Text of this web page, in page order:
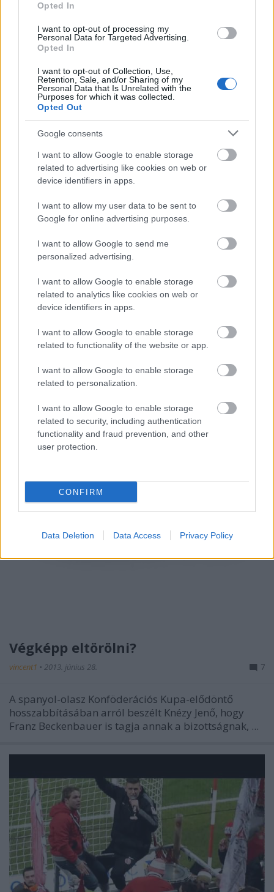
Opted In
I want to opt-out of processing my
Personal Data for Targeted Advertising.
Opted In
I want to opt-out of Collection, Use,
Retention, Sale, and/or Sharing of my
Personal Data that Is Unrelated with the
Purposes for which it was collected.
Opted Out
Google consents
I want to allow Google to enable storage
related to advertising like cookies on web or
device identifiers in apps.
I want to allow my user data to be sent to
Google for online advertising purposes.
I want to allow Google to send me
personalized advertising.
I want to allow Google to enable storage
related to analytics like cookies on web or
device identifiers in apps.
I want to allow Google to enable storage
related to functionality of the website or app.
I want to allow Google to enable storage
related to personalization.
I want to allow Google to enable storage
related to security, including authentication
functionality and fraud prevention, and other
user protection.
CONFIRM
Data Deletion Data Access Privacy Policy
A debreceni úszó országos bajnokság után lehullt a
lepel, Kiss László szövetségi kapitány ugyanis
megnevezte azt a 16 főt, akik Magyarországot ...
Futball és golf, de nem footgolf -
Hahn Árpád, a profi
vincent1•2013. június 29.
Néhány kreatív ember a labdarúgás és a golf
keresztezésével létrehozta napjaink új őrületét, a
Végképp eltörölni?
vincent1 • 2013. június 28. 7
A spanyol-olasz Konföderációs Kupa-elődöntő
hosszabbításában arról beszélt Knézy Jenő, hogy
Franz Beckenbauer is tagja annak a bizottságnak, ...